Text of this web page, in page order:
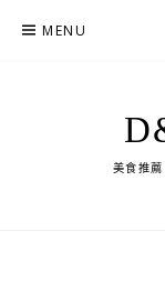
MENU
美食推